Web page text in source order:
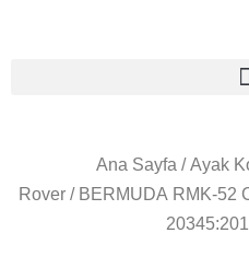
Ana Sayfa /Ayak
Rover/ BERMUDA RMK-52